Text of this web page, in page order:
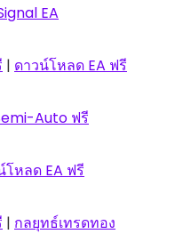
EA
| ดาวน์โหลด EA ฟรี
Auto ฟรี
โหลด EA ฟรี
| กลยุทธ์เทรดทอง